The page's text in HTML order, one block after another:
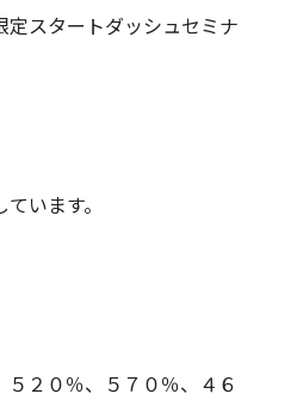
スタートダッシュセミナ
います。
２０％、５７０％、４６